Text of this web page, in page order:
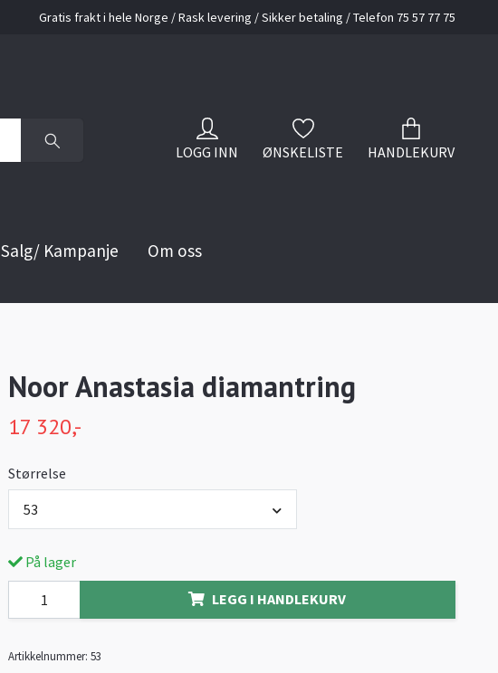
Gratis frakt i hele Norge / Rask levering / Sikker betaling / Telefon 75 57 77 75
LOGG INN ØNSKELISTE HANDLEKURV
Salg/ Kampanje Om oss
Noor Anastasia diamantring
17 320,-
Størrelse
53
På lager
LEGG I HANDLEKURV
Artikkelnummer: 53